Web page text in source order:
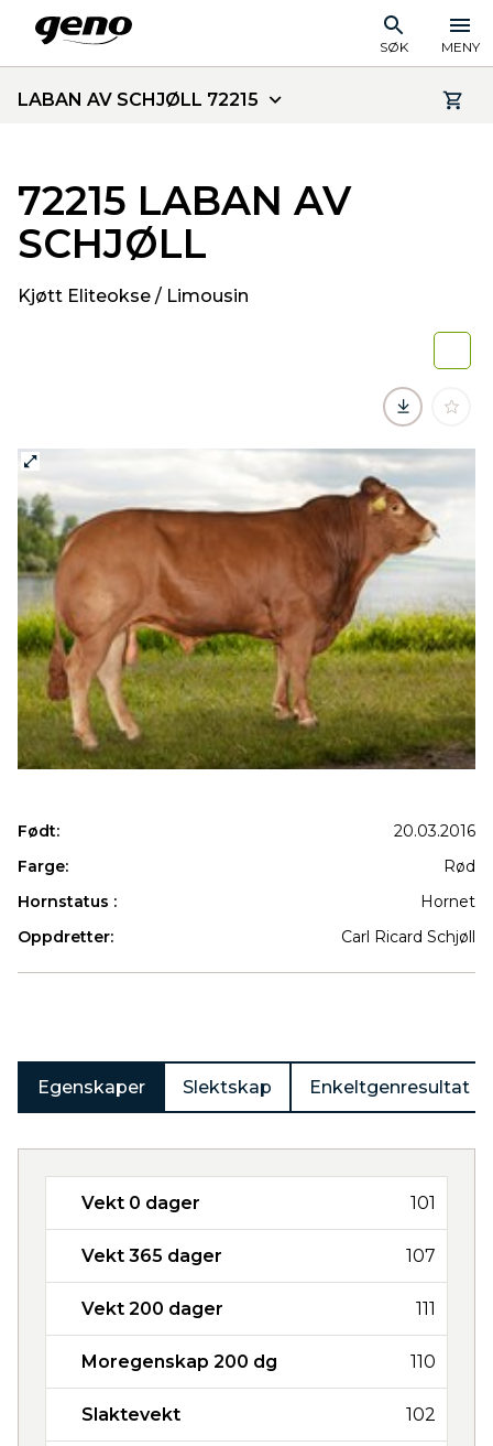
SØK MENY
LABAN AV SCHJØLL 72215
72215 LABAN AV
SCHJØLL
Kjøtt Eliteokse / Limousin
Født:
20.03.2016
Farge:
Rød
Hornstatus :
Hornet
Oppdretter:
Carl Ricard Schjøll
Egenskaper Slektskap Enkeltgenresultat
Vekt 0 dager 101
Vekt 365 dager 107
Vekt 200 dager 111
Moregenskap 200 dg 110
Slaktevekt 102